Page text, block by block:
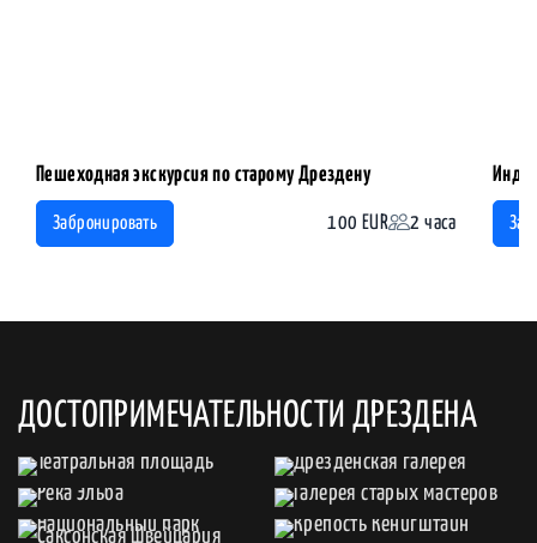
Пешеходная экскурсия по старому Дрездену
Забронировать 100 EUR 2 часа
ДОСТОПРИМЕЧАТЕЛЬНОСТИ ДРЕЗДЕНА